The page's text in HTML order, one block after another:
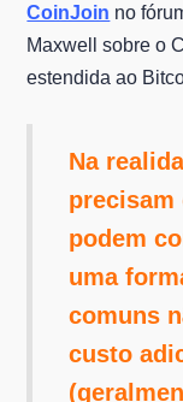
CoinJoin no
Maxwell sobre o
estendida ao
Na
precisam
podem
uma
comuns
custo